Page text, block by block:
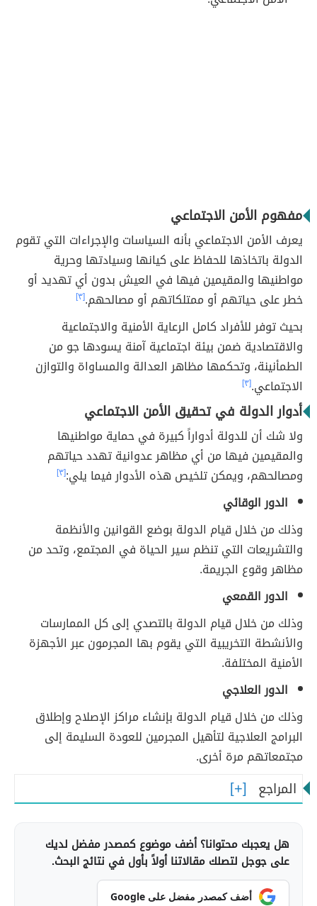
مفهوم الأمن الاجتماعي
يعرف الأمن الاجتماعي بأنه السياسات والإجراءات التي تقوم
الدولة باتخاذها للحفاظ على كيانها وسيادتها وحرية
مواطنيها والمقيمين فيها في العيش بدون أي تهديد أو
خطر على حياتهم أو ممتلكاتهم أو مصالحهم.[٣]
بحيث توفر للأفراد كامل الرعاية الأمنية والاجتماعية
والاقتصادية ضمن بيئة اجتماعية آمنة يسودها جو من
الطمأنينة، وتحكمها مظاهر العدالة والمساواة والتوازن
الاجتماعي.[٣]
أدوار الدولة في تحقيق الأمن الاجتماعي
ولا شك أن للدولة أدواراً كبيرة في حماية مواطنيها
والمقيمين فيها من أي مظاهر عدوانية تهدد حياتهم
ومصالحهم، ويمكن تلخيص هذه الأدوار فيما يلي:[٣]
الدور الوقائي
وذلك من خلال قيام الدولة بوضع القوانين والأنظمة
والتشريعات التي تنظم سير الحياة في المجتمع، وتحد من
مظاهر وقوع الجريمة.
الدور القمعي
وذلك من خلال قيام الدولة بالتصدي إلى كل الممارسات
والأنشطة التخريبية التي يقوم بها المجرمون عبر الأجهزة
الأمنية المختلفة.
الدور العلاجي
وذلك من خلال قيام الدولة بإنشاء مراكز الإصلاح وإطلاق
البرامج العلاجية لتأهيل المجرمين للعودة السليمة إلى
مجتمعاتهم مرة أخرى.
المراجع
هل يعجبك محتوانا؟ أضف موضوع كمصدر مفضل لديك
على جوجل لتصلك مقالاتنا أولاً بأول في نتائج البحث.
أضف كمصدر مفضل على Google